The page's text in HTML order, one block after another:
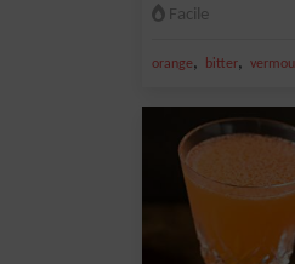
Facile
orange, bitter,